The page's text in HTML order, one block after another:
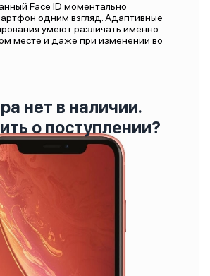
Face ID моментально
одним взгляд. Адаптивные
умеют различать именно
месте и даже при изменении во
нет в наличии.
о поступлении?